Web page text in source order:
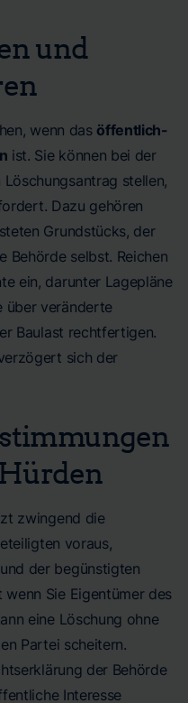
und
wenn das öffentlich-
ist. Sie können bei der
stellen,
Dazu gehören
Grundstücks, der
Behörde selbst. Reichen
ein, darunter Lagepläne
über veränderte
Baulast rechtfertigen.
sich der
zwingend die
voraus,
der begünstigten
Sie Eigentümer des
eine Löschung ohne
Partei scheitern.
der Behörde
Interesse